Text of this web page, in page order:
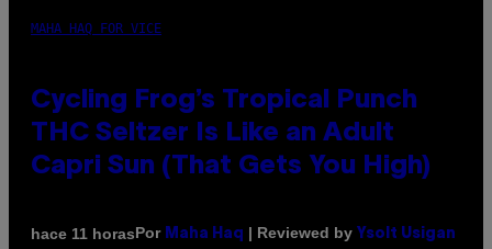
MAHA HAQ FOR VICE
Cycling Frog’s Tropical Punch
THC Seltzer Is Like an Adult
Capri Sun (That Gets You High)
hace 11 horasPor Maha Haq | Reviewed by Ysolt Usigan